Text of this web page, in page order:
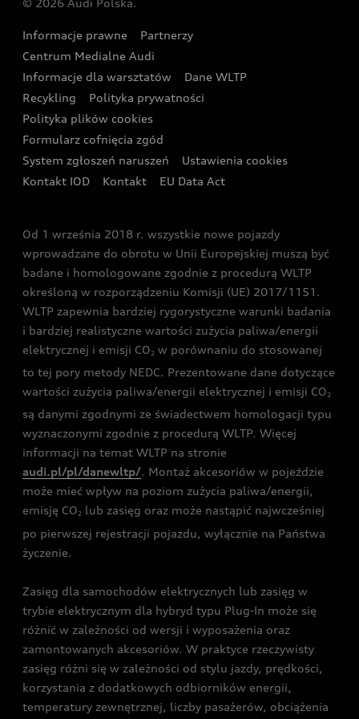
Wyszukaj najbliższego Partnera Audi
Oferta dla przedsiębiorców
Oferta dla klientów prywatnych
Kalkulator rat
Ubezpieczenie
Audi exclusive
Zasięg
Gwarancja
Akcje serwisowe Audi
Katalog online akcesoriów
Audi i Muzeum Sztuki Nowoczesnej w Warszawie
Audi driving experience
Audi quattro Cup
Audi i Puchar Świata w Skokach Narciarskich w
Zakopanem
© 2026 Audi Polska.
Informacje prawne
Partnerzy
Centrum Medialne Audi
Informacje dla warsztatów
Dane WLTP
Recykling
Polityka prywatności
Polityka plików cookies
Formularz cofnięcia zgód
System zgłoszeń naruszeń
Ustawienia cookies
Kontakt IOD
Kontakt EU Data Act
Od 1 września 2018 r. wszystkie nowe pojazdy
wprowadzane do obrotu w Unii Europejskiej muszą być
badane i homologowane zgodnie z procedurą WLTP
określoną w rozporządzeniu Komisji (UE) 2017/1151.
WLTP zapewnia bardziej rygorystyczne warunki badania
i bardziej realistyczne wartości zużycia paliwa/energii
elektrycznej i emisji CO2 w porównaniu do stosowanej
to tej pory metody NEDC. Prezentowane dane dotyczące
wartości zużycia paliwa/energii elektrycznej i emisji CO2
są danymi zgodnymi ze świadectwem homologacji typu
wyznaczonymi zgodnie z procedurą WLTP. Więcej
informacji na temat WLTP na stronie
audi.pl/pl/danewltp/. Montaż akcesoriów w pojeździe
może mieć wpływ na poziom zużycia paliwa/energii,
emisję CO2 lub zasięg oraz może nastąpić najwcześniej
po pierwszej rejestracji pojazdu, wyłącznie na Państwa
życzenie.
Zasięg dla samochodów elektrycznych lub zasięg w
trybie elektrycznym dla hybryd typu Plug-In może się
różnić w zależności od wersji i wyposażenia oraz
zamontowanych akcesoriów. W praktyce rzeczywisty
zasięg różni się w zależności od stylu jazdy, prędkości,
korzystania z dodatkowych odbiorników energii,
temperatury zewnętrznej, liczby pasażerów, obciążenia